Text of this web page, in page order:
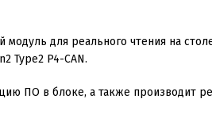
для реального чтения на
Type2 P4-CAN.
ПО в блоке, а также производит